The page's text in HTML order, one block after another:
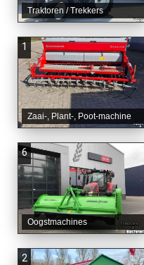
Traktoren / Trekkers
1
Zaai-, Plant-, Poot-machine
6
Oogstmachines
2